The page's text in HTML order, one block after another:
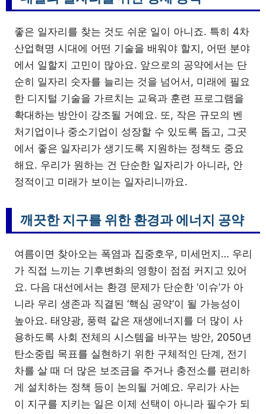
좋은 일자리를 찾는 것도 쉬운 일이 아니죠. 특히 4차
산업혁명 시대에 어떤 기술을 배워야 할지, 어떤 분야
에서 일할지 고민이 많아요. 앞으로의 공약에서는 단
순히 일자리 숫자를 늘리는 것을 넘어서, 미래에 필요
한 디지털 기술을 가르치는 교육과 훈련 프로그램을
확대하는 방안이 강조될 거예요. 또, 작은 규모의 벤
처기업이나 중소기업이 성장할 수 있도록 돕고, 그곳
에서 좋은 일자리가 생기도록 지원하는 정책도 중요
해요. 우리가 원하는 건 단순한 일자리가 아니라, 안
정적이고 미래가 보이는 일자리니까요.
깨끗한 지구를 위한 환경과 에너지 공약
여름이면 찾아오는 폭염과 집중호우, 미세먼지… 우리
가 직접 느끼는 기후변화의 영향이 점점 커지고 있어
요. 다음 대선에서는 환경 문제가 단순한 ‘이슈’가 아
니라 우리 생존과 직결된 ‘핵심 공약’이 될 가능성이
높아요. 태양광, 풍력 같은 재생에너지를 더 많이 사
용하도록 사회 전체의 시스템을 바꾸는 방안, 2050년
탄소중립 목표를 실현하기 위한 구체적인 단계, 전기
차를 살 때 더 많은 보조금을 주거나 충전소를 편리하
게 설치하는 정책 등이 논의될 거예요. 우리가 사는
이 지구를 지키는 일은 이제 선택이 아니라 필수가 되